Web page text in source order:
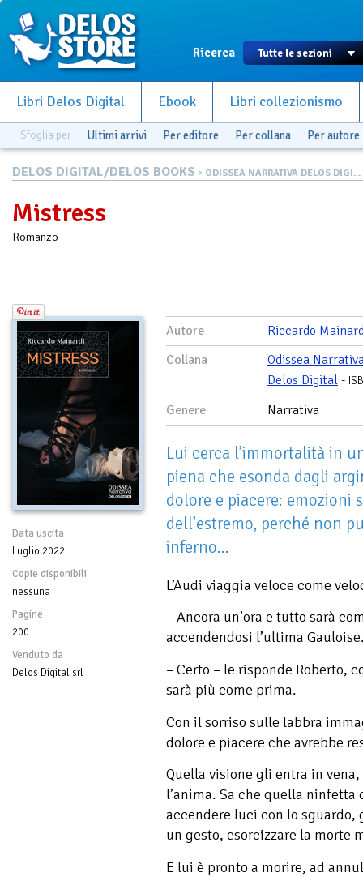
Ricerca
Libri Delos Digital Ebook Libri collezionismo
Sfoglia per Ultimi arrivi Per editore Per collana Per autore
DELOS DIGITAL/DELOS BOOKS > ODISSEA NARRATIVA DELOS DIGI...
Mistress
Romanzo
Data uscita
Luglio 2022
Copie disponibili
nessuna
Pagine
200
Venduto da
Delos Digital srl
Autore
Riccardo
Collana
Odissea
Delos Digital -
Genere Narrativa
Lui cerca l’immortalità in
piena che esonda dagli
dolore e piacere: emozioni
dell’estremo, perché non
inferno...
L’Audi viaggia veloce come
– Ancora un’ora e tutto sarà
accendendosi l’ultima
– Certo – le risponde Roberto,
sarà più come prima.
Con il sorriso sulle labbra
dolore e piacere che avrebbe
Quella visione gli entra in
l’anima. Sa che quella
accendere luci con lo sguardo,
un gesto, esorcizzare la morte
E lui è pronto a morire, ad